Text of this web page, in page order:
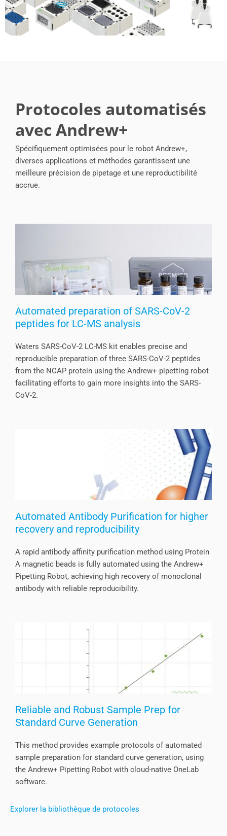
Protocoles automatisés
avec Andrew+
Spécifiquement optimisées pour le robot Andrew+,
diverses applications et méthodes garantissent une
meilleure précision de pipetage et une reproductibilité
accrue.
Automated preparation of SARS-CoV-2
peptides for LC-MS analysis
Waters SARS-CoV-2 LC-MS kit enables precise and
reproducible preparation of three SARS-CoV-2 peptides
from the NCAP protein using the Andrew+ pipetting robot
facilitating efforts to gain more insights into the SARS-
CoV-2.
Automated Antibody Purification for higher
recovery and reproducibility
A rapid antibody affinity purification method using Protein
A magnetic beads is fully automated using the Andrew+
Pipetting Robot, achieving high recovery of monoclonal
antibody with reliable reproducibility.
Reliable and Robust Sample Prep for
Standard Curve Generation
This method provides example protocols of automated
sample preparation for standard curve generation, using
the Andrew+ Pipetting Robot with cloud-native OneLab
software.
Explorer la bibliothèque de protocoles